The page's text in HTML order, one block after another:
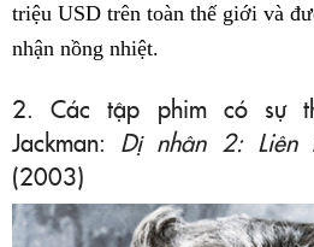
triệu USD trên toàn thế giới và
nhận nồng nhiệt.
2. Các tập phim có sự
Jackman: Dị nhân 2: Liên
(2003)